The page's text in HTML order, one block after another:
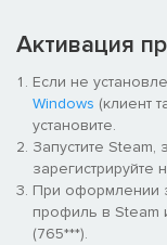
обширных картах.
пехоты, разведки
уникальным
на себя роль
медика, инженера,
ощутить все
войны.
Хардкорный
Активация
Если не
Windows (клиент
установите.
Запустите Steam,
зарегистрируйте
При оформлении
профиль в Steam
(765***).